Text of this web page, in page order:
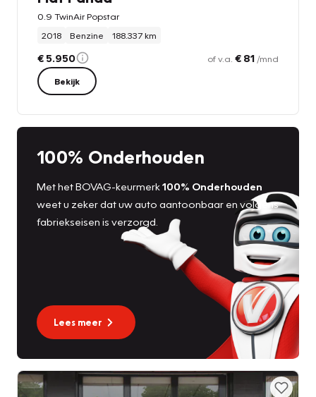
0.9 TwinAir Popstar
2018
Benzine 188.337 km
€ 5.950 of v.a. € 81 /mnd
Bekijk
100% Onderhouden
Met het BOVAG-keurmerk100% Onderhouden
weet u zeker dat uw auto aantoonbaar en volgens
fabriekseisen is verzorgd.
Lees meer